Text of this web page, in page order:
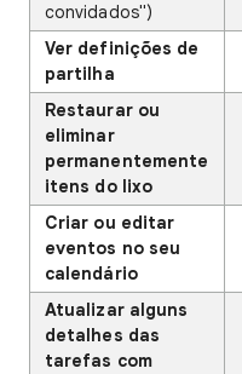
convidados")
Ver definições de
partilha
Restaurar ou
eliminar
permanentemente
itens do lixo
Criar ou editar
eventos no seu
calendário
Atualizar alguns
detalhes das
tarefas com